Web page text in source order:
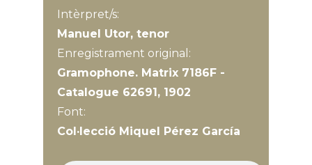
Intèrpret/s:
Manuel Utor, tenor
Enregistrament original:
Gramophone. Matrix 7186F -
Catalogue 62691, 1902
Font:
Col·lecció Miquel Pérez García